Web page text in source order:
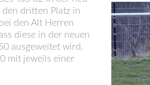
dritten Platz in
den Alt Herren
diese in der neuen
ausgeweitet wird.
mit jeweils einer